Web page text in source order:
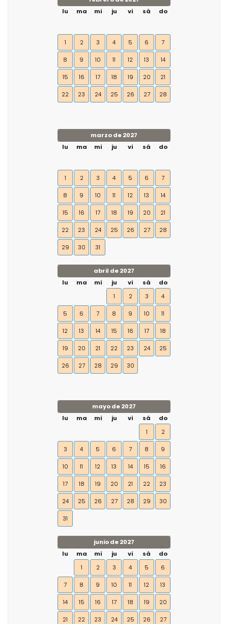
lu
ma mi ju vi sá do
1 2 3 4 5 6 7
8 9 10 11 12 13 14
15 16 17 18 19 20 21
22 23 24 25 26 27 28
marzo de 2027
lu
ma mi ju vi sá do
1 2 3 4 5 6 7
8 9 10 11 12 13 14
15 16 17 18 19 20 21
22 23 24 25 26 27 28
29 30 31
abril de 2027
lu
ma mi ju vi sá
do
1
2 3 4
5 6 7 8 9 10 11
12 13 14 15 16 17 18
19 20 21 22 23 24 25
26 27 28 29 30
mayo de 2027
lu
ma mi ju vi sá
do
1
2
3 4 5 6 7 8 9
10 11 12 13 14 15 16
17 18 19 20 21 22 23
24 25 26 27 28 29 30
31
junio de 2027
lu
ma mi ju vi sá
do
1
2 3 4 5 6
7 8 9 10 11 12 13
14 15 16 17 18 19 20
21 22 23 24 25 26 27